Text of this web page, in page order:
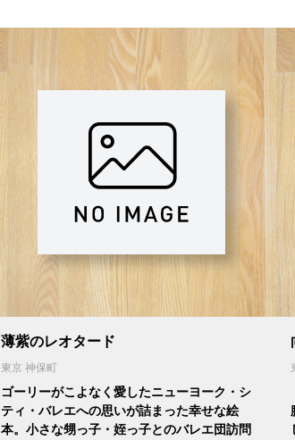
薄紫のレオタード
東京 神保町
ゴーリーがこよなく愛したニューヨーク・シ
ティ・バレエへの思いが詰まった幸せな絵
本。小さな甥っ子・姪っ子とのバレエ団訪問